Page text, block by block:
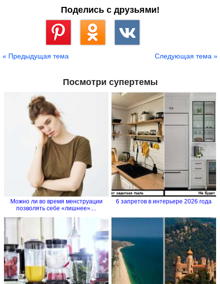
Поделись с друзьями!
« Предыдущая тема Следующая тема »
Посмотри супертемы
Можно ли во время менструации
позволять себе «лишнее»....
6 запретов в интерьере 2026 года